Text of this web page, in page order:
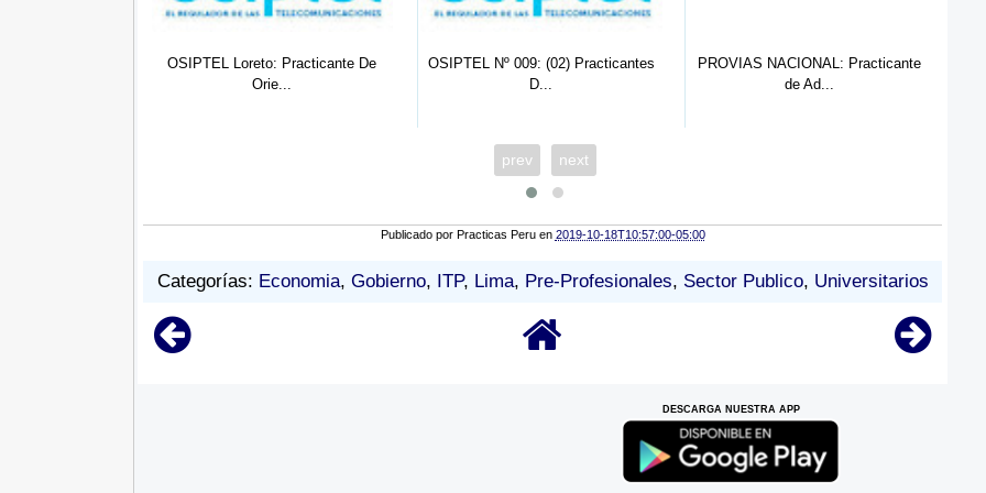
Loreto: Practicante De
OSIPTEL Nº 009: (02) Practicantes
PROVIAS NACIONAL: Practicante
SAT: Practicante de
prev next
Publicado por Practicas Peru en 2019-10-18T10:57:00-05:00
Categorías: Economia, Gobierno, ITP, Lima, Pre-Profesionales, Sector Publico, Universitarios
DESCARGA NUESTRA APP